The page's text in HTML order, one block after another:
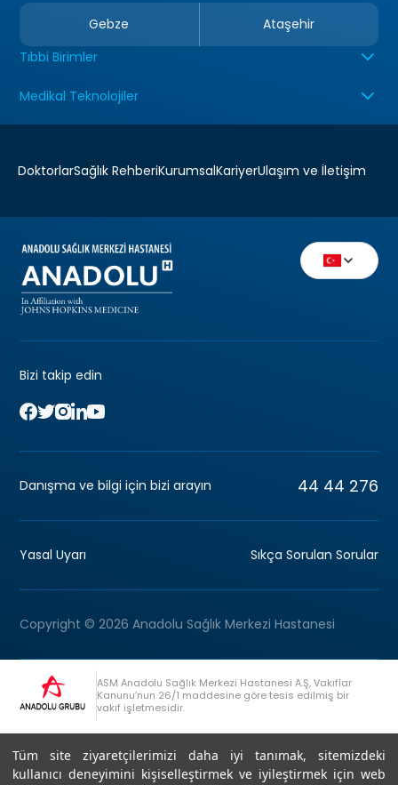
Tüm site ziyaretçilerimizi daha iyi tanımak, sitemizdeki
kullanıcı deneyimini kişiselleştirmek ve iyileştirmek için web
Gebze
Ataşehir
Tıbbi Birimler
Medikal Teknolojiler
DoktorlarSağlık RehberiKurumsalKariyerUlaşım ve İletişim
Bizi takip edin
Danışma ve bilgi için bizi arayın 44 44 276
Yasal Uyarı Sıkça Sorulan Sorular
Copyright © 2026 Anadolu Sağlık Merkezi Hastanesi
ASM Anadolu Sağlık Merkezi Hastanesi A.Ş, Vakıflar
Kanunu’nun 26/1 maddesine göre tesis edilmiş bir
vakıf işletmesidir.
Anadolu Grubu Danışma Hattı +90 (262) 678 54 00